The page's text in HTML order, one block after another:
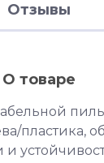
Отзывы
О товаре
пластика,
и